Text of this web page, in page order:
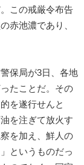
この戒厳令布告
赤池濃であり、
保局が3日、各地
たことだ。その
を遂行せんと
を注ぎて放火す
を加え、鮮人の
というものだっ